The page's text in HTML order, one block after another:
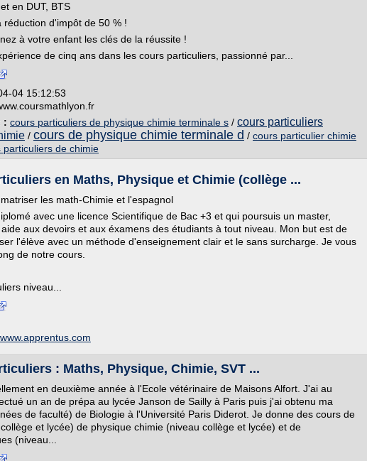
en DUT, BTS
réduction d'impôt de 50 % !
à votre enfant les clés de la réussite !
de cinq ans dans les cours particuliers, passionné par...
04 15:12:53
: cours particuliers de physique chimie terminale s / cours particuliers
/ cours de physique chimie terminale d / cours particulier chimie
particuliers de chimie
en Maths, Physique et Chimie (collège ...
les math-Chimie et l'espagnol
avec une licence Scientifique de Bac +3 et qui poursuis un master,
aux devoirs et aux éxamens des étudiants à tout niveau. Mon but est de
l'élève avec un méthode d'enseignement clair et le sans surcharge. Je vous
de notre cours.
niveau...
: Maths, Physique, Chimie, SVT ...
en deuxième année à l'Ecole vétérinaire de Maisons Alfort. J'ai au
un an de prépa au lycée Janson de Sailly à Paris puis j'ai obtenu ma
de faculté) de Biologie à l'Université Paris Diderot. Je donne des cours de
et lycée) de physique chimie (niveau collège et lycée) et de
(niveau...